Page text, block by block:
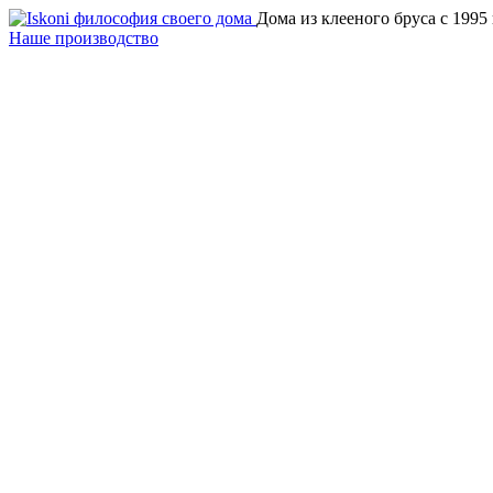
Дома из клееного бруса с 1995
Наше производство